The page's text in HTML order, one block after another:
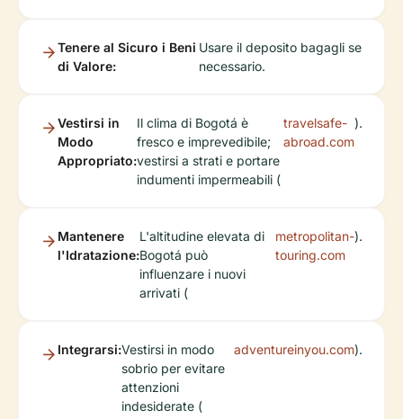
Tenere al Sicuro i Beni
di Valore:
Usare il deposito bagagli se
necessario.
Vestirsi in
Modo
Appropriato:
Il clima di Bogotá è
fresco e imprevedibile;
vestirsi a strati e portare
indumenti impermeabili (
travelsafe-
abroad.com
).
Mantenere
l'Idratazione:
L'altitudine elevata di
Bogotá può
influenzare i nuovi
arrivati (
metropolitan-
touring.com
).
Integrarsi:Vestirsi in modo
sobrio per evitare
attenzioni
indesiderate (
adventureinyou.com).